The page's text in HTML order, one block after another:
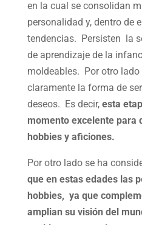
en la cual se consolidan
personalidad y, dentro de
tendencias. Persisten la
de aprendizaje de la
moldeables. Por otro lado
claramente la forma de
deseos. Es decir, esta
momento excelente para
hobbies y aficiones.
Por otro lado se ha
que en estas edades las
hobbies, ya que
amplian su visión del